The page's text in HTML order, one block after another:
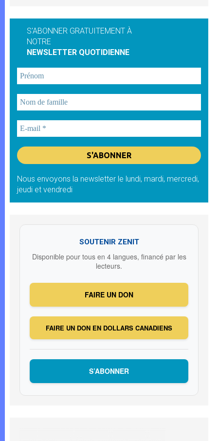
S'ABONNER GRATUITEMENT À
NOTRE
NEWSLETTER QUOTIDIENNE
Nous envoyons la newsletter le lundi, mardi, mercredi,
jeudi et vendredi
SOUTENIR ZENIT
Disponible pour tous en 4 langues, financé par les
lecteurs.
FAIRE UN DON
FAIRE UN DON EN DOLLARS CANADIENS
S’ABONNER